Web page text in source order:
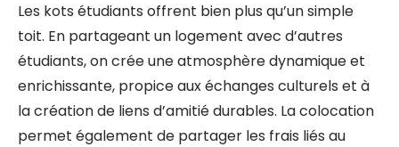
Les kots étudiants offrent bien plus qu’un simple
toit. En partageant un logement avec d’autres
étudiants, on crée une atmosphère dynamique et
enrichissante, propice aux échanges culturels et à
la création de liens d’amitié durables. La colocation
permet également de partager les frais liés au